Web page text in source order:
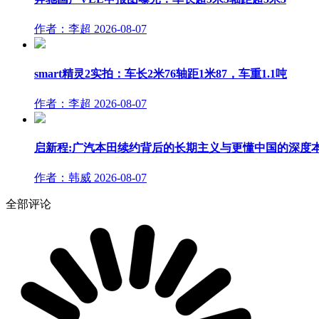
作者：李超 2026-08-07
smart精灵2实拍：车长2米76轴距1米87，车重1.1吨
作者：李超 2026-08-07
启新程:广汽本田续约背后的长期主义与更懂中国的深度
作者：韩威 2026-08-07
全部评论